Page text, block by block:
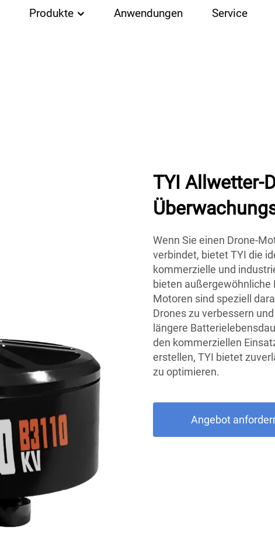
Produkte Anwendungen Service
TYI Allwetter-
Wenn Sie einen Drone-
verbindet, bietet TYI die
kommerzielle und
bieten
Motoren sind speziell
Drones zu verbessern
längere
den kommerziellen
erstellen, TYI bietet
zu optimieren.
Angebot